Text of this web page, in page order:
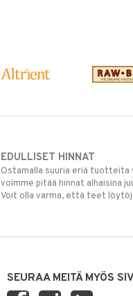
EDULLISET HINNAT
Ostamalla suuria eriä tuotteita
voimme pitää hinnat alhaisina
Voit olla varma, että teet
SEURAA MEITÄ MYÖS